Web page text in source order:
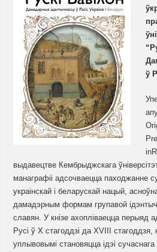
ў
выдавецтве Кембрыджскага
манаграфіі адсочваецца паходжанне
украінскай і беларускай нацый,
дамадэрным формам групавой
славян. У кнізе ахопліваецца перыяд
Русі ў Х стагоддзі да ХVIII стагоддзя,
уплывовымі становяцца ідэі сучаснага